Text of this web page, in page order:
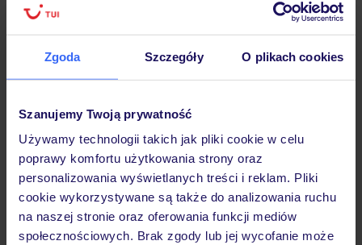
Zgoda Szczegóły O plikach cookies
Szanujemy Twoją prywatność
Używamy technologii takich jak pliki cookie w celu
poprawy komfortu użytkowania strony oraz
personalizowania wyświetlanych treści i reklam. Pliki
cookie wykorzystywane są także do analizowania ruchu
na naszej stronie oraz oferowania funkcji mediów
społecznościowych. Brak zgody lub jej wycofanie może
Hotel
Pokoje
Wyżywienie